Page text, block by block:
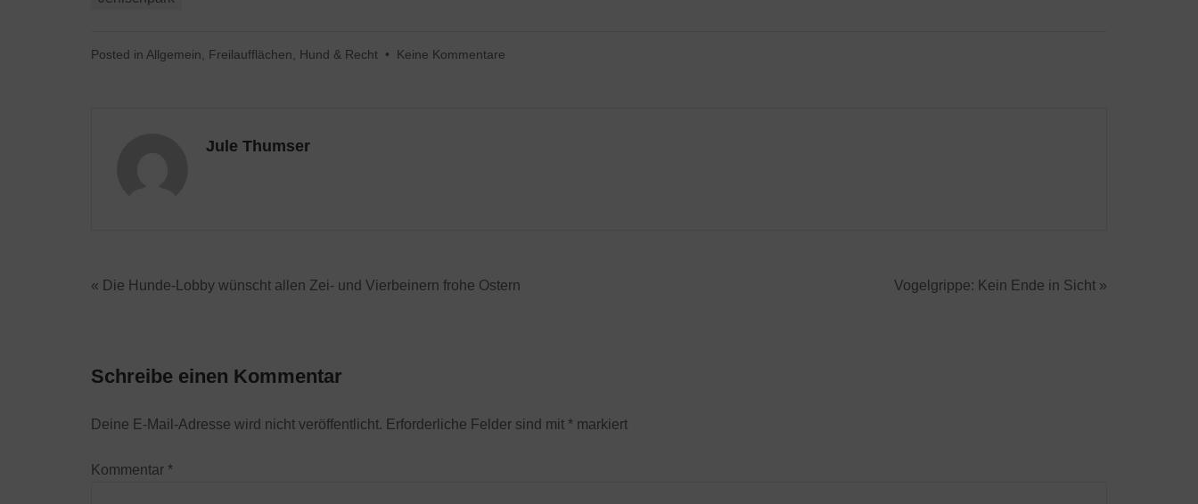
Posted in Allgemein Freilaufflächen Hund & Recht • Keine Kommentare
Jule Thumser
Vogelgrippe: Kein Ende in Sicht »
« Die Hunde-Lobby wünscht allen Zei- und Vierbeinern frohe Ostern
Schreibe einen Kommentar
Deine E-Mail-Adresse wird nicht veröffentlicht. Erforderliche Felder sind mit * markiert
Kommentar *